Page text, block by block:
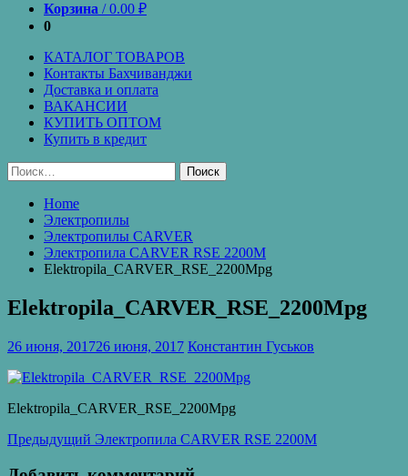
Корзина /0.00 ₽
0
КАТАЛОГ ТОВАРОВ
Контакты Бахчиванджи
Доставка и оплата
ВАКАНСИИ
КУПИТЬ ОПТОМ
Купить в кредит
Найти:
Home
Электропилы
Электропилы CARVER
Электропила CARVER RSE 2200M
Elektropila_CARVER_RSE_2200Mpg
Elektropila_CARVER_RSE_2200Mpg
26 июня, 201726 июня, 2017 Константин Гуськов
Elektropila_CARVER_RSE_2200Mpg
Навигация
по
Предыдущий Предыдущая
Электропила CARVER RSE 2200M